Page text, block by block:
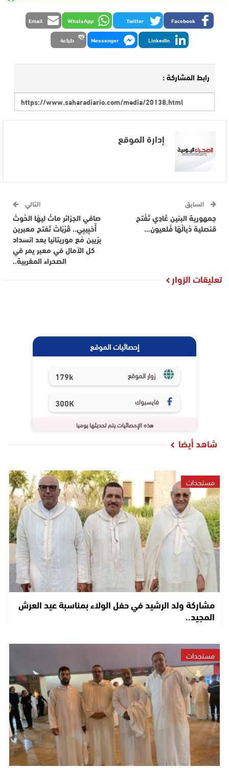
Facebook
Twitter
WhatsApp
Email
LinkedIn
Messenger طباعة
رابط المشاركة :
إدارة الموقع
السابق
جمهورية البنين غَادِي تَفْتح
قنصلية دْيالْهَا فْلعيون…
التالي
صافي الجزائر ماتْ ليهَا الحُوتْ
أَحَبِيبِي.. قَرْبَاتْ تَفتح معبرين
برّيين مْع موريتانيا بعد انسداد
كل الآمال في معبر يمر في
الصحراء المغربية..
تعليقات الزوار
إحصائيات الموقع
زوار الموقع 179k
فايسبوك 300K
هذه الإحصائيات يتم تحديثها يوميا
شاهد أيضا
مستجدات
مشاركة ولد الرشيد في حفل الولاء بمناسبة عيد العرش
المجيد..
مستجدات